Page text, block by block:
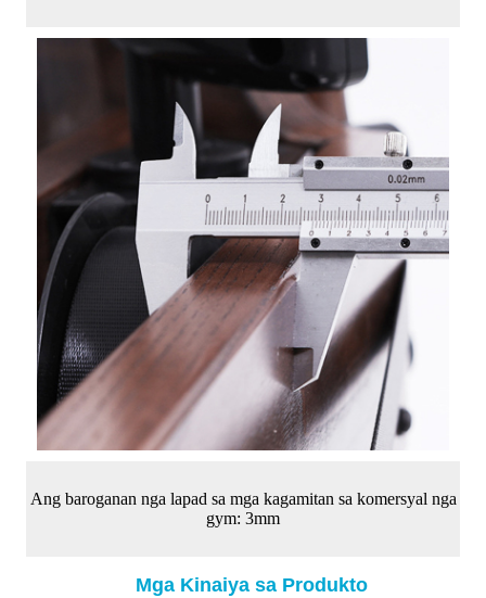
Ang baroganan nga lapad sa mga kagamitan sa komersyal nga
gym: 3mm
Mga Kinaiya sa Produkto